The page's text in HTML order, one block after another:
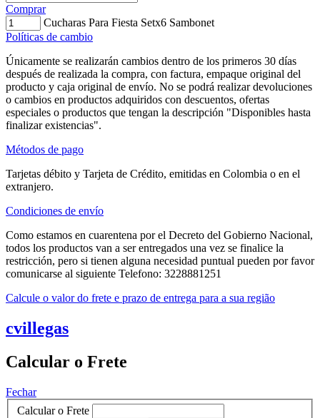
Comprar
Cucharas Para Fiesta Setx6 Sambonet
Políticas de cambio
Únicamente se realizarán cambios dentro de los primeros 30 días
después de realizada la compra, con factura, empaque original del
producto y caja original de envío. No se podrá realizar devoluciones
o cambios en productos adquiridos con descuentos, ofertas
especiales o productos que tengan la descripción "Disponibles hasta
finalizar existencias".
Métodos de pago
Tarjetas débito y Tarjeta de Crédito, emitidas en Colombia o en el
extranjero.
Condiciones de envío
Como estamos en cuarentena por el Decreto del Gobierno Nacional,
todos los productos van a ser entregados una vez se finalice la
restricción, pero si tienen alguna necesidad puntual pueden por favor
comunicarse al siguiente Telefono: 3228881251
Calcule o valor do frete e prazo de entrega para a sua região
cvillegas
Calcular o Frete
Fechar
Calcular o Frete